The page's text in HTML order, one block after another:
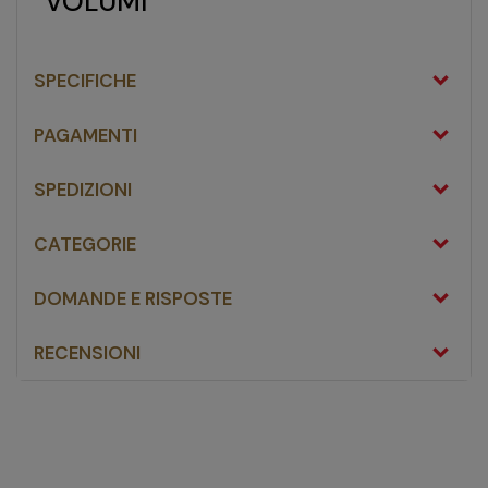
SPECIFICHE
PAGAMENTI
SPEDIZIONI
CATEGORIE
DOMANDE E RISPOSTE
RECENSIONI